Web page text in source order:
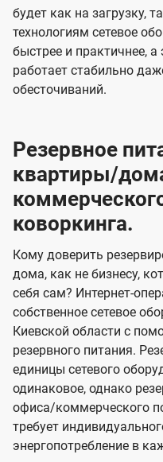
будет как на загрузку,
технологиям сетевое
быстрее и практичнее,
работает стабильно
обесточиваний.
Резервное
квартиры/
коворкинга.
Кому доверить
дома, как не бизнесу,
себя сам? Интернет-
собственное сетевое
Киевской области с
резервного питания.
единицы сетевого
одинаковое, однако
офиса/коммерческого
требует
энергопотребление в